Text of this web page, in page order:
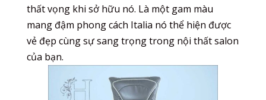
thất vọng khi sở hữu nó. Là một gam màu
mang đậm phong cách Italia nó thể hiện được
vẻ đẹp cùng sự sang trọng trong nội thất salon
của bạn.